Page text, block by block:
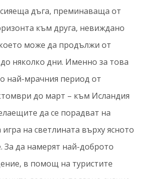
дъга, преминаваща от
към друга, невиждано
може да продължи от
няколко дни. Именно за това
най-мрачния период от
до март – към Исландия
да се порадват на
на светлината върху ясното
За да намерят най-доброто
в помощ на туристите